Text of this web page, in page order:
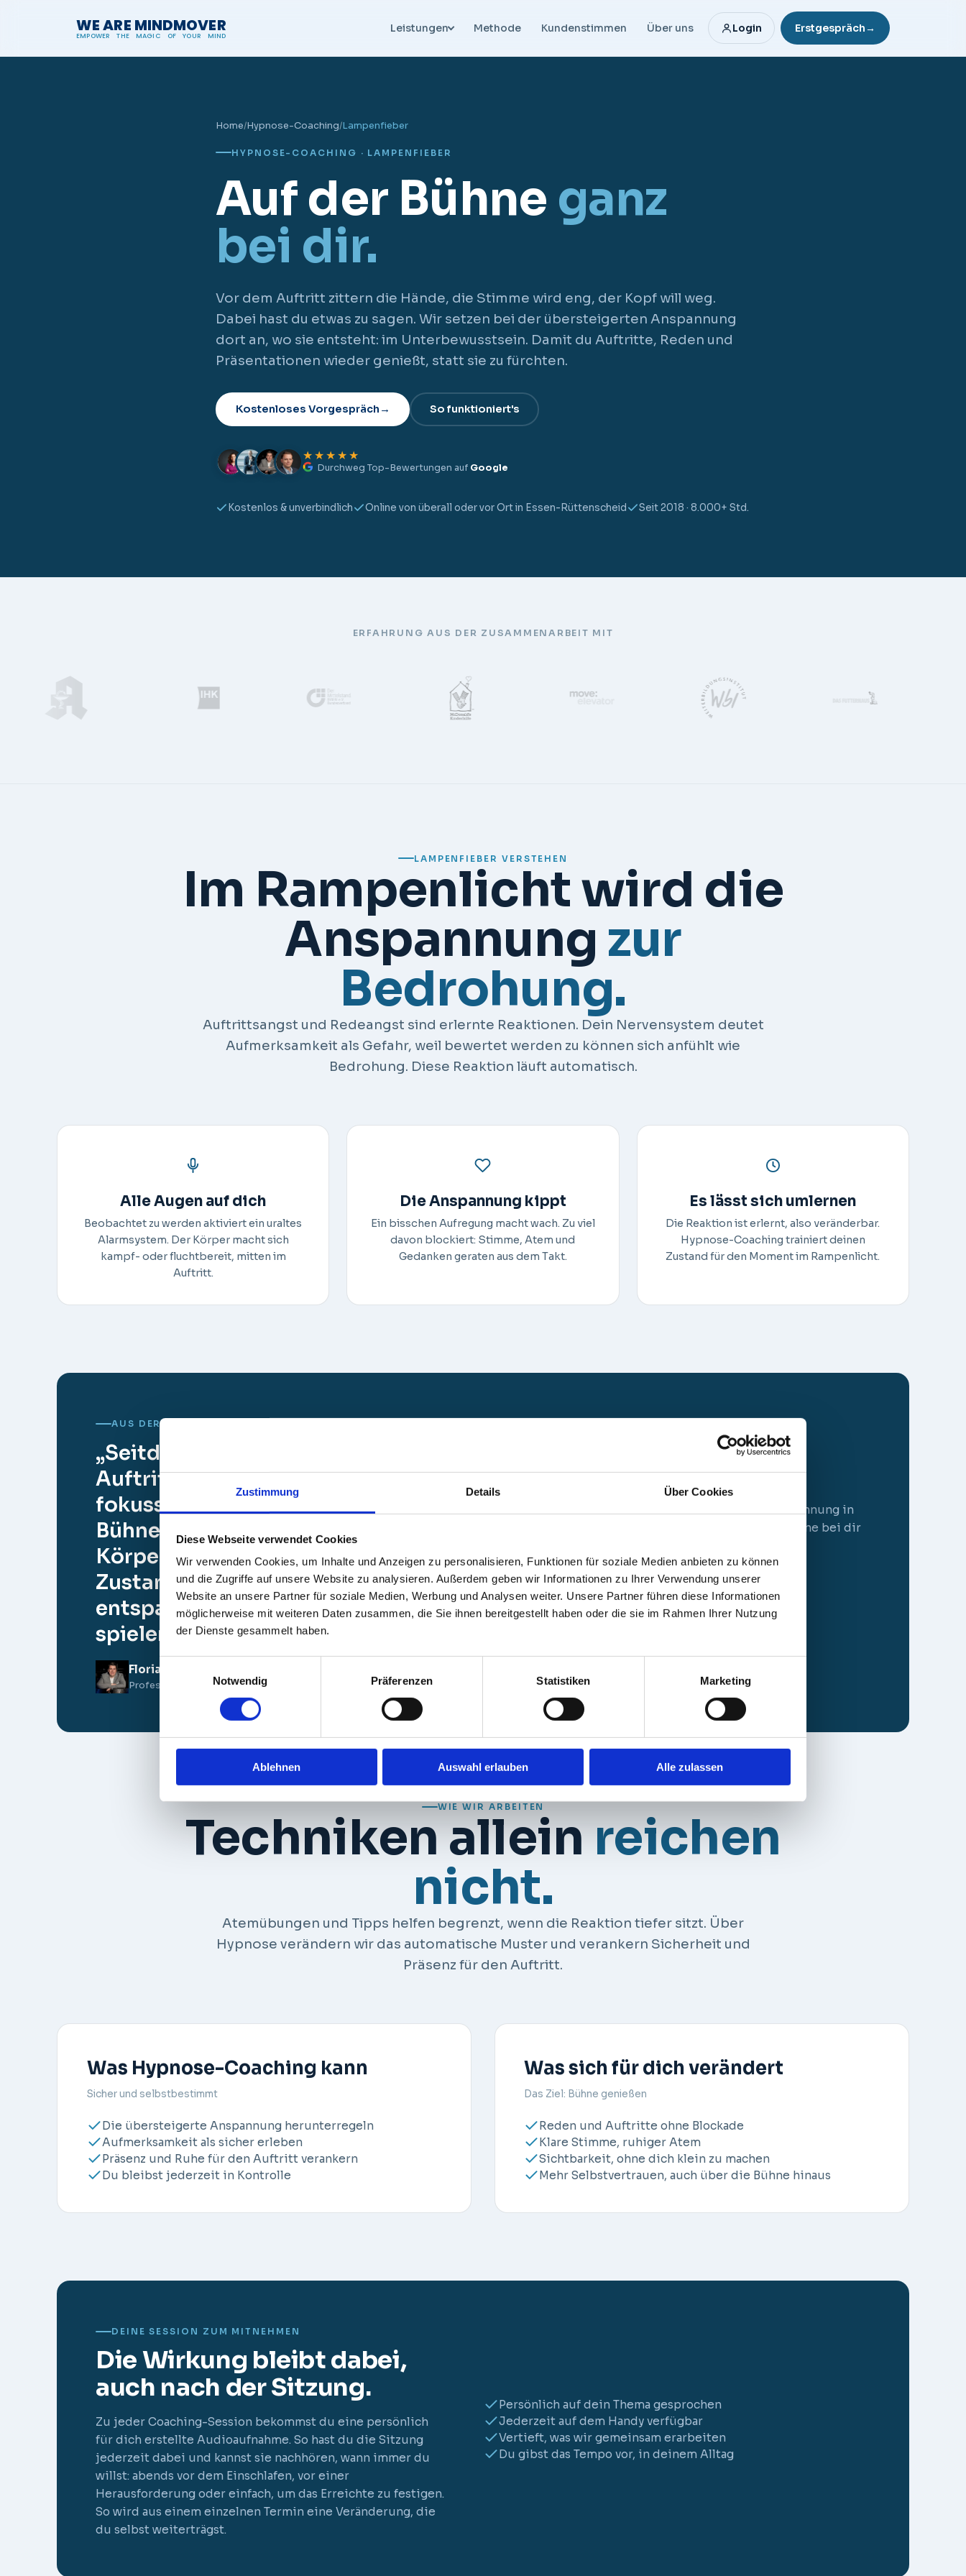
Zustimmung Details Über Cookies
Diese Webseite verwendet Cookies
Wir verwenden Cookies, um Inhalte und Anzeigen zu personalisieren, Funktionen für soziale Medien anbieten zu können
und die Zugriffe auf unsere Website zu analysieren. Außerdem geben wir Informationen zu Ihrer Verwendung unserer
Website an unsere Partner für soziale Medien, Werbung und Analysen weiter. Unsere Partner führen diese Informationen
möglicherweise mit weiteren Daten zusammen, die Sie ihnen bereitgestellt haben oder die sie im Rahmen Ihrer Nutzung
der Dienste gesammelt haben.
Notwendig
Präferenzen Statistiken Marketing
Ablehnen Auswahl erlauben Alle zulassen
WE ARE MINDMOVER
EMPOWER THE MAGIC OF YOUR MIND
Leistungen Methode Kundenstimmen Über uns Login Erstgespräch→
Home/Hypnose-Coaching/Lampenfieber
HYPNOSE-COACHING · LAMPENFIEBER
Auf der Bühne ganz
bei dir.
Vor dem Auftritt zittern die Hände, die Stimme wird eng, der Kopf will weg.
Dabei hast du etwas zu sagen. Wir setzen bei der übersteigerten Anspannung
dort an, wo sie entsteht: im Unterbewusstsein. Damit du Auftritte, Reden und
Präsentationen wieder genießt, statt sie zu fürchten.
Kostenloses Vorgespräch → So funktioniert's
★★★★★
Durchweg Top-Bewertungen auf Google
Kostenlos & unverbindlich Online von überall oder vor Ort in Essen-Rüttenscheid Seit 2018 · 8.000+ Std.
ERFAHRUNG AUS DER ZUSAMMENARBEIT MIT
LAMPENFIEBER VERSTEHEN
Im Rampenlicht wird die
Anspannung zur
Bedrohung.
Auftrittsangst und Redeangst sind erlernte Reaktionen. Dein Nervensystem deutet
Aufmerksamkeit als Gefahr, weil bewertet werden zu können sich anfühlt wie
Bedrohung. Diese Reaktion läuft automatisch.
Alle Augen auf dich
Beobachtet zu werden aktiviert ein uraltes
Alarmsystem. Der Körper macht sich
kampf- oder fluchtbereit, mitten im
Auftritt.
Die Anspannung kippt
Ein bisschen Aufregung macht wach. Zu viel
davon blockiert: Stimme, Atem und
Gedanken geraten aus dem Takt.
Es lässt sich umlernen
Die Reaktion ist erlernt, also veränderbar.
Hypnose-Coaching trainiert deinen
Zustand für den Moment im Rampenlicht.
AUS DER PRAXIS
„Seitdem bin ich vor öffentlichen
Auftritten sehr ruhig und
fokussiert. Sobald mein Fuß die
Bühnenkante berührt, fährt mein
Körper in einen entspannten
Zustand und ich kann die Shows
entspannt und selbstbewusst
spielen. Danke Andreas!"
Florian Dolar
Professioneller Bühnenkünstler & Entertainer
Bei Lampenfieber wandeln wir die übersteigerte Anspannung in
eine ruhige, präsente Energie um, damit du auf der Bühne bei dir
WIE WIR ARBEITEN
Techniken alleinreichen
nicht.
Atemübungen und Tipps helfen begrenzt, wenn die Reaktion tiefer sitzt. Über
Hypnose verändern wir das automatische Muster und verankern Sicherheit und
Präsenz für den Auftritt.
Was Hypnose-Coaching kann
Sicher und selbstbestimmt
Die übersteigerte Anspannung herunterregeln
Aufmerksamkeit als sicher erleben
Präsenz und Ruhe für den Auftritt verankern
Du bleibst jederzeit in Kontrolle
Was sich für dich verändert
Das Ziel: Bühne genießen
Reden und Auftritte ohne Blockade
Klare Stimme, ruhiger Atem
Sichtbarkeit, ohne dich klein zu machen
Mehr Selbstvertrauen, auch über die Bühne hinaus
DEINE SESSION ZUM MITNEHMEN
Die Wirkung bleibt dabei,
auch nach der Sitzung.
Zu jeder Coaching-Session bekommst du eine persönlich
für dich erstellte Audioaufnahme. So hast du die Sitzung
jederzeit dabei und kannst sie nachhören, wann immer du
willst: abends vor dem Einschlafen, vor einer
Herausforderung oder einfach, um das Erreichte zu festigen.
So wird aus einem einzelnen Termin eine Veränderung, die
du selbst weiterträgst.
Persönlich auf dein Thema gesprochen
Jederzeit auf dem Handy verfügbar
Vertieft, was wir gemeinsam erarbeiten
Du gibst das Tempo vor, in deinem Alltag